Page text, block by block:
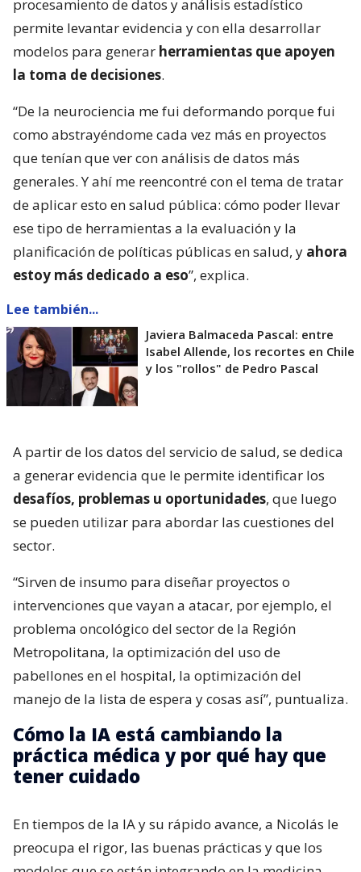
procesamiento de datos y análisis estadístico
permite levantar evidencia y con ella desarrollar
modelos para generar herramientas que apoyen
la toma de decisiones.
“De la neurociencia me fui deformando porque fui
como abstrayéndome cada vez más en proyectos
que tenían que ver con análisis de datos más
generales. Y ahí me reencontré con el tema de tratar
de aplicar esto en salud pública: cómo poder llevar
ese tipo de herramientas a la evaluación y la
planificación de políticas públicas en salud, y ahora
estoy más dedicado a eso”, explica.
Lee también...
Javiera Balmaceda Pascal: entre
Isabel Allende, los recortes en Chile
y los "rollos" de Pedro Pascal
A partir de los datos del servicio de salud, se dedica
a generar evidencia que le permite identificar los
desafíos, problemas u oportunidades, que luego
se pueden utilizar para abordar las cuestiones del
sector.
“Sirven de insumo para diseñar proyectos o
intervenciones que vayan a atacar, por ejemplo, el
problema oncológico del sector de la Región
Metropolitana, la optimización del uso de
pabellones en el hospital, la optimización del
manejo de la lista de espera y cosas así”, puntualiza.
Cómo la IA está cambiando la
práctica médica y por qué hay que
tener cuidado
En tiempos de la IA y su rápido avance, a Nicolás le
preocupa el rigor, las buenas prácticas y que los